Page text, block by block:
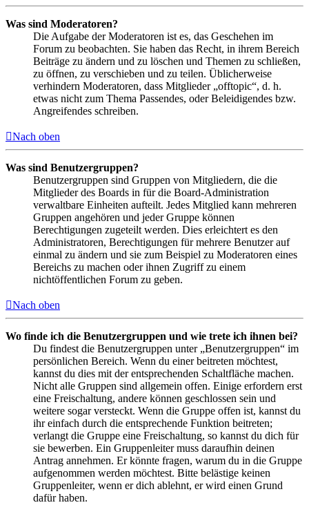
Was sind Moderatoren?
Die Aufgabe der Moderatoren ist es, das Geschehen im
Forum zu beobachten. Sie haben das Recht, in ihrem Bereich
Beiträge zu ändern und zu löschen und Themen zu schließen,
zu öffnen, zu verschieben und zu teilen. Üblicherweise
verhindern Moderatoren, dass Mitglieder „offtopic“, d. h.
etwas nicht zum Thema Passendes, oder Beleidigendes bzw.
Angreifendes schreiben.
Nach oben
Was sind Benutzergruppen?
Benutzergruppen sind Gruppen von Mitgliedern, die die
Mitglieder des Boards in für die Board-Administration
verwaltbare Einheiten aufteilt. Jedes Mitglied kann mehreren
Gruppen angehören und jeder Gruppe können
Berechtigungen zugeteilt werden. Dies erleichtert es den
Administratoren, Berechtigungen für mehrere Benutzer auf
einmal zu ändern und sie zum Beispiel zu Moderatoren eines
Bereichs zu machen oder ihnen Zugriff zu einem
nichtöffentlichen Forum zu geben.
Nach oben
Wo finde ich die Benutzergruppen und wie trete ich ihnen bei?
Du findest die Benutzergruppen unter „Benutzergruppen“ im
persönlichen Bereich. Wenn du einer beitreten möchtest,
kannst du dies mit der entsprechenden Schaltfläche machen.
Nicht alle Gruppen sind allgemein offen. Einige erfordern erst
eine Freischaltung, andere können geschlossen sein und
weitere sogar versteckt. Wenn die Gruppe offen ist, kannst du
ihr einfach durch die entsprechende Funktion beitreten;
verlangt die Gruppe eine Freischaltung, so kannst du dich für
sie bewerben. Ein Gruppenleiter muss daraufhin deinen
Antrag annehmen. Er könnte fragen, warum du in die Gruppe
aufgenommen werden möchtest. Bitte belästige keinen
Gruppenleiter, wenn er dich ablehnt, er wird einen Grund
dafür haben.